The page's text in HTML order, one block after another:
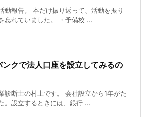
動報告。 本だけ振り返って、活動を振り
忘れていました。 ・予備校 ...
ンクで法人口座を設立してみるの
診断士の村上です。 会社設立から1年がた
。設立するときには、銀行 ...